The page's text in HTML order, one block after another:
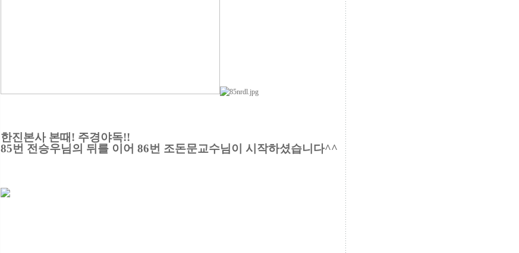
한진본사 본때! 주경야독!!
85번 전승우님의 뒤를 이어 86번 조돈문교수님이 시작하셨습니다^^